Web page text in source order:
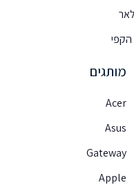
הקפי
מותגים
Acer
Asus
Gateway
Apple